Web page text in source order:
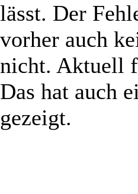
lässt. Der
vorher auch
nicht. Aktuell
Das hat auch
gezeigt.